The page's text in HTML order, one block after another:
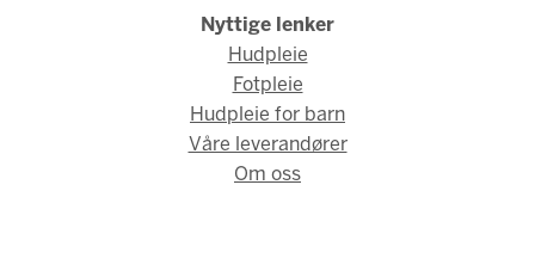
Nyttige lenker
Hudpleie
Fotpleie
Hudpleie for barn
Våre leverandører
Om oss